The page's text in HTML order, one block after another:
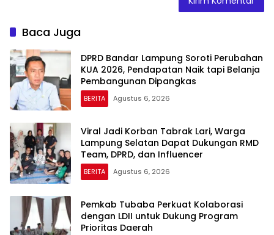
Baca Juga
DPRD Bandar Lampung Soroti Perubahan
KUA 2026, Pendapatan Naik tapi Belanja
Pembangunan Dipangkas
BERITA Agustus 6, 2026
Viral Jadi Korban Tabrak Lari, Warga
Lampung Selatan Dapat Dukungan RMD
Team, DPRD, dan Influencer
BERITA Agustus 6, 2026
Pemkab Tubaba Perkuat Kolaborasi
dengan LDII untuk Dukung Program
Prioritas Daerah